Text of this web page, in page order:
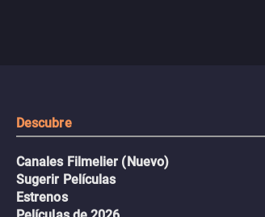
Descubre
Canales Filmelier (Nuevo)
Sugerir Películas
Estrenos